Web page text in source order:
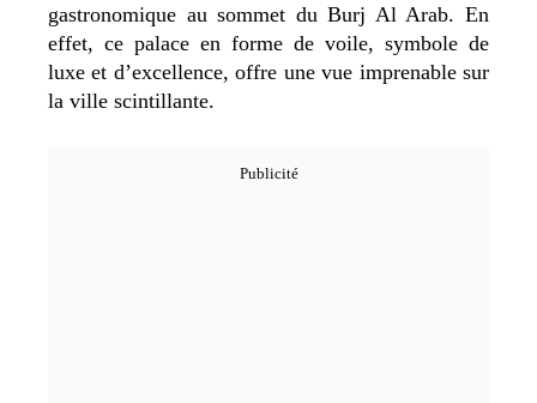
gastronomique au sommet du Burj Al Arab. En
effet, ce palace en forme de voile, symbole de
luxe et d’excellence, offre une vue imprenable sur
la ville scintillante.